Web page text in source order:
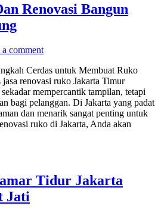
Renovasi Bangun
comment
Cerdas untuk Membuat Ruko
renovasi ruko Jakarta Timur
mempercantik tampilan, tetapi
bagi pelanggan. Di Jakarta yang padat
dan menarik sangat penting untuk
ruko di Jakarta, Anda akan
Tidur Jakarta
Jati